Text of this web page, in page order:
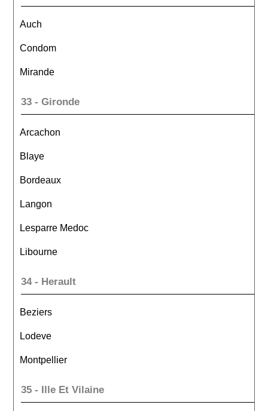
Auch
Condom
Mirande
33 - Gironde
Arcachon
Blaye
Bordeaux
Langon
Lesparre Medoc
Libourne
34 - Herault
Beziers
Lodeve
Montpellier
35 - Ille Et Vilaine